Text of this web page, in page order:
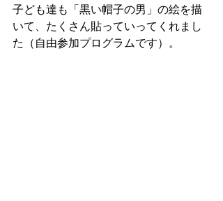
子ども達も「黒い帽子の男」の絵を描
いて、たくさん貼っていってくれまし
た（自由参加プログラムです）。